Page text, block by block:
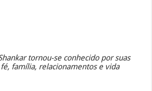
tornou-se conhecido por suas
família, relacionamentos e vida